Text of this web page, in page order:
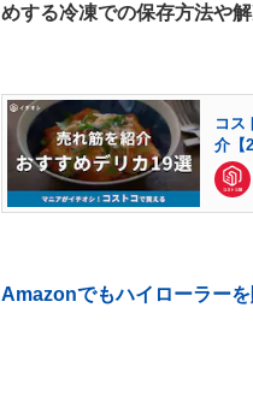
めする冷凍での保存方法や
コス
介【
Amazonでもハイローラーを